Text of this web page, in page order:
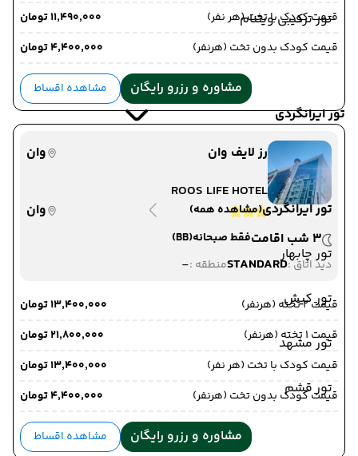
تور ترکیبی ویتنام
تور ایرانگردی
تور ایرانگردی(مشاهده همه)
تور چابهار
تور کیش
تور مشهد
تور قشم
قیمت کودک با تخت (هر نفر)
۱۱٬۴۹۰٬۰۰۰ تومان
قیمت کودک بدون تخت (هرنفر)
۴٬۴۰۰٬۰۰۰ تومان
مشاوره و رزرو رایگان مشاهده اقساط
رز لایف وان
وان
ROOS LIFE HOTEL
وان
3 شب اقامت
فقط صبحانه(BB)
دید اتاق :STANDARDمنطقه :-
قیمت 2 تخته (هرنفر)
۱۳٬۴۰۰٬۰۰۰ تومان
قیمت 1 تخته (هرنفر)
۲۱٬۸۰۰٬۰۰۰ تومان
قیمت کودک با تخت (هر نفر)
۱۳٬۴۰۰٬۰۰۰ تومان
قیمت کودک بدون تخت (هرنفر)
۴٬۴۰۰٬۰۰۰ تومان
مشاوره و رزرو رایگان مشاهده اقساط